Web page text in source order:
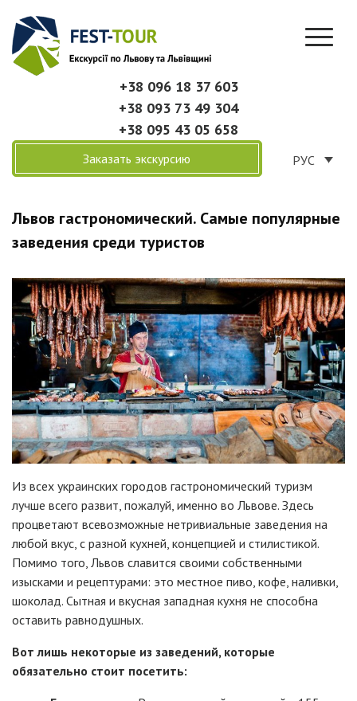
+38 096 18 37 603
+38 093 73 49 304
+38 095 43 05 658
РУС
Заказать экскурсию
Львов гастрономический. Самые популярные
заведения среди туристов
Из всех украинских городов гастрономический туризм
лучше всего развит, пожалуй, именно во Львове. Здесь
процветают всевозможные нетривиальные заведения на
любой вкус, с разной кухней, концепцией и стилистикой.
Помимо того, Львов славится своими собственными
изысками и рецептурами: это местное пиво, кофе, наливки,
шоколад. Сытная и вкусная западная кухня не способна
оставить равнодушных.
Вот лишь некоторые из заведений, которые
обязательно стоит посетить: